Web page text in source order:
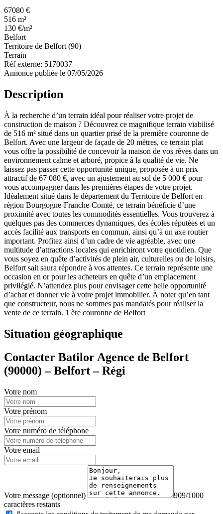
67080 €
516 m²
130 €/m²
Belfort
Territoire de Belfort (90)
Terrain
Réf externe: 5170037
Annonce publiée le 07/05/2026
Description
À la recherche d’un terrain idéal pour réaliser votre projet de
construction de maison ? Découvrez ce magnifique terrain viabilisé
de 516 m² situé dans un quartier prisé de la première couronne de
Belfort. Avec une largeur de façade de 20 mètres, ce terrain plat
vous offre la possibilité de concevoir la maison de vos rêves dans un
environnement calme et arboré, propice à la qualité de vie. Ne
laissez pas passer cette opportunité unique, proposée à un prix
attractif de 67 080 €, avec un ajustement au sol de 5 000 € pour
vous accompagner dans les premières étapes de votre projet.
Idéalement situé dans le département du Territoire de Belfort en
région Bourgogne-Franche-Comté, ce terrain bénéficie d’une
proximité avec toutes les commodités essentielles. Vous trouverez à
quelques pas des commerces dynamiques, des écoles réputées et un
accès facilité aux transports en commun, ainsi qu’à un axe routier
important. Profitez ainsi d’un cadre de vie agréable, avec une
multitude d’attractions locales qui enrichiront votre quotidien. Que
vous soyez en quête d’activités de plein air, culturelles ou de loisirs,
Belfort sait saura répondre à vos attentes. Ce terrain représente une
occasion en or pour les acheteurs en quête d’un emplacement
privilégié. N’attendez plus pour envisager cette belle opportunité
d’achat et donner vie à votre projet immobilier. À noter qu’en tant
que constructeur, nous ne sommes pas mandatés pour réaliser la
vente de ce terrain. 1 ère couronne de Belfort
Situation géographique
Contacter Batilor Agence de Belfort
(90000) – Belfort – Régi
Votre nom
Votre prénom
Votre numéro de téléphone
Votre email
Votre message (optionnel)
909/1000
caractères restants